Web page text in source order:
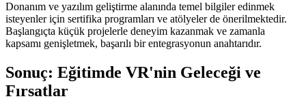
Donanım ve yazılım geliştirme alanında temel bilgiler edinmek
isteyenler için sertifika programları ve atölyeler de önerilmektedir.
Başlangıçta küçük projelerle deneyim kazanmak ve zamanla
kapsamı genişletmek, başarılı bir entegrasyonun anahtarıdır.
Sonuç: Eğitimde VR'nin Geleceği ve
Fırsatlar